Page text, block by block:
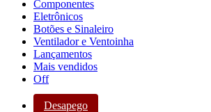
Componentes
Eletrônicos
Botões e Sinaleiro
Ventilador e Ventoinha
Lançamentos
Mais vendidos
Off
Desapego